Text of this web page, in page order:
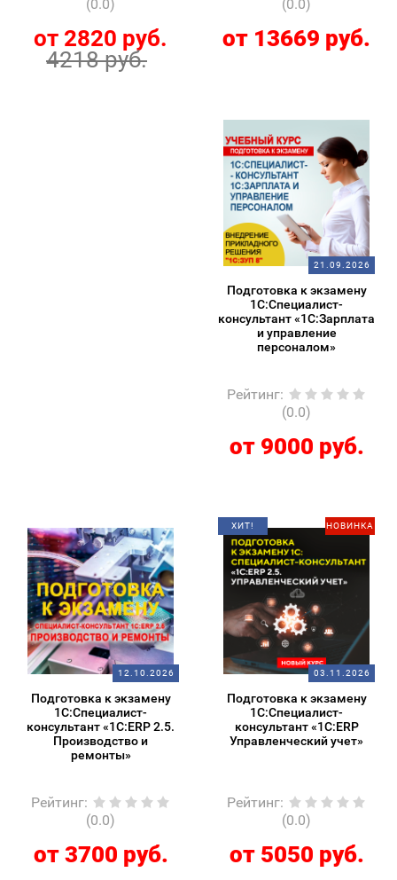
(0.0)
от 2820 руб.
4218 руб.
(0.0)
от 13669 руб.
21.09.2026
Подготовка к экзамену
1С:Специалист-
консультант «1С:Зарплата
и управление
персоналом»
Рейтинг:
(0.0)
от 9000 руб.
12.10.2026
Подготовка к экзамену
1С:Специалист-
консультант «1С:ERP 2.5.
Производство и
ремонты»
Рейтинг:
(0.0)
от 3700 руб.
НОВИНКА
ХИТ!
03.11.2026
Подготовка к экзамену
1С:Специалист-
консультант «1С:ERP
Управленческий учет»
Рейтинг:
(0.0)
от 5050 руб.